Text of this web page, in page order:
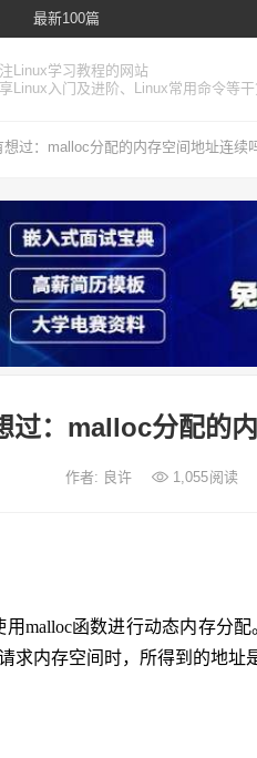
最新100篇
Linux学习教程的网站
Linux入门及进阶、Linux常用命令等干
想过：malloc分配的内存空间地址连续
过：malloc分配的
作者: 良许 1,055阅读
malloc函数进行动态内存分
求内存空间时，所得到的地址